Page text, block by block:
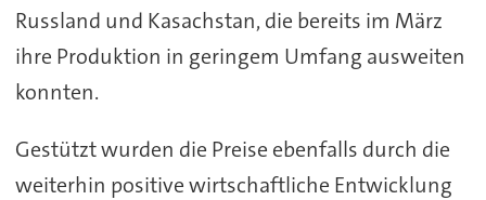
Russland und Kasachstan, die bereits im März
ihre Produktion in geringem Umfang ausweiten
konnten.
Gestützt wurden die Preise ebenfalls durch die
weiterhin positive wirtschaftliche Entwicklung